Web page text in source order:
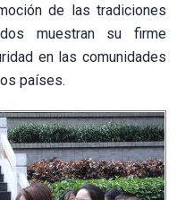
de las tradiciones
muestran su firme
en las comunidades
países.